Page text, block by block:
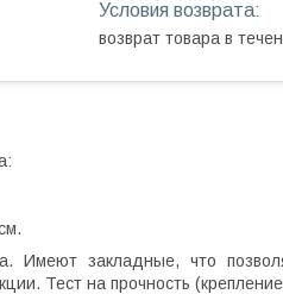
возврат товара в
Имеют закладные, что
Тест на прочность